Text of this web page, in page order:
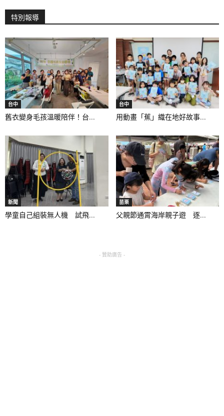
特別報導
台中
舊衣變身毛孩溫暖陪伴！台...
台中
用動畫「蕉」織在地好故事...
新聞
學童自己組裝無人機 試飛...
苗栗
父親節通霄海岸親子遊 逐...
- 贊助廣告 -